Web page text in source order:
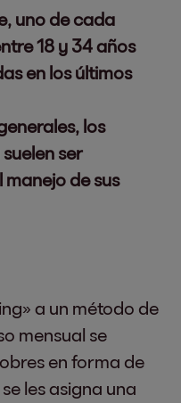
uno de cada
18 y 34 años
en los últimos
los
ser
manejo de sus
a un método de
mensual se
en forma de
les asigna una